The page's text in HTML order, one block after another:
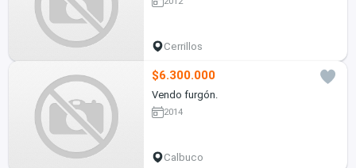
Cerrillos
$6.300.000
Vendo furgón.
2014
Calbuco